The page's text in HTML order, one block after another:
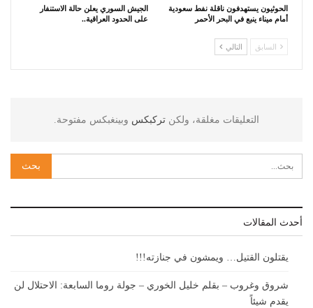
الحوثيون يستهدفون ناقلة نفط سعودية
أمام ميناء ينبع في البحر الأحمر
الجيش السوري يعلن حالة الاستنفار
على الحدود العراقية..
السابق التالي
التعليقات مغلقة، ولكن تركبكس وبينغبكس مفتوحة.
أحدث المقالات
يقتلون القتيل… ويمشون في جنازته!!!
شروق وغروب – بقلم خليل الخوري – جولة روما السابعة: الاحتلال لن
يقدم شيئاً